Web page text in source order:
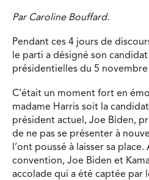
Par Caroline Bouffard.
Pendant ces 4 jours de
le parti a désigné son
présidentielles du 5 novembre
C’était un moment fort en
madame Harris soit la
président actuel, Joe Biden,
de ne pas se présenter à
l’ont poussé à laisser sa
convention, Joe Biden et
accolade qui a été captée par